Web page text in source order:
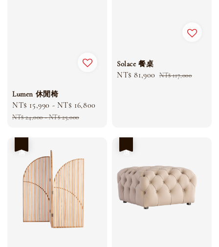
Lumen 休閒椅
Sale
price
NT$ 15,990 - NT$ 16,800
NT$ 24,000-NT$ 25,000
Solace 餐桌
Sale
NT$ 81,900 Regular
NT$ 117,000